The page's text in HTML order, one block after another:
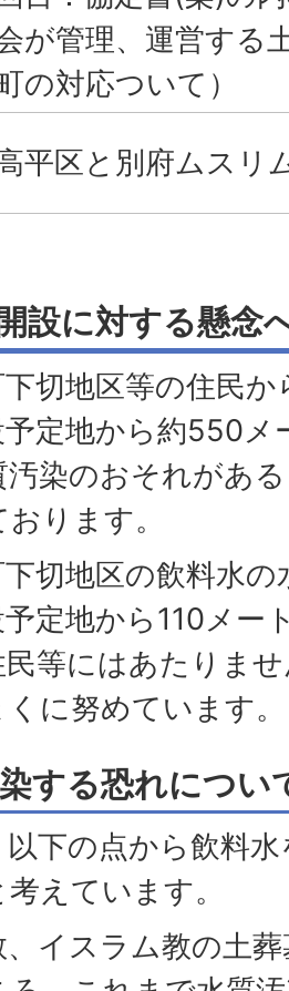
が管理、運営する
の対応ついて）
平区と別府ムスリ
設に対する懸念
切地区等の住民
定地から約550
汚染のおそれがあ
ります。
切地区の飲料水
定地から110メー
等にはあたりま
に努めています。
する恐れについ
以下の点から飲料
えています。
イスラム教の土